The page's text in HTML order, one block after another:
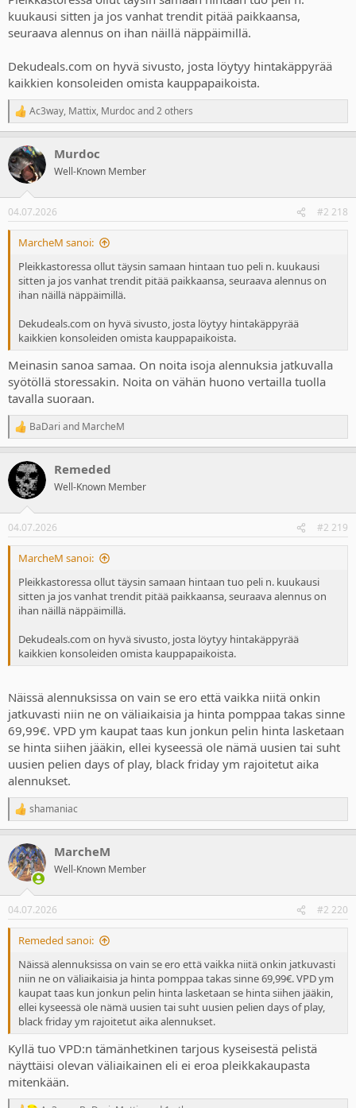
kuukausi sitten ja jos vanhat trendit pitää paikkaansa,
seuraava alennus on ihan näillä näppäimillä.
Dekudeals.com on hyvä sivusto, josta löytyy hintakäppyrää
kaikkien konsoleiden omista kauppapaikoista.
R
e
c
t
i
s
:
Ac3way, Mattix, Murdocand 2 others
Murdoc
Well-Known Member
04.07.2026 #2 218
MarcheM sanoi:
Pleikkastoressa ollut täysin samaan hintaan tuo peli n. kuukausi
sitten ja jos vanhat trendit pitää paikkaansa, seuraava alennus on
ihan näillä näppäimillä.
Dekudeals.com on hyvä sivusto, josta löytyy hintakäppyrää
kaikkien konsoleiden omista kauppapaikoista.
Meinasin sanoa samaa. On noita isoja alennuksia jatkuvalla
syötöllä storessakin. Noita on vähän huono vertailla tuolla
tavalla suoraan.
R
e
c
t
i
s
:
BaDari and MarcheM
Remeded
Well-Known Member
04.07.2026 #2 219
MarcheM sanoi:
Pleikkastoressa ollut täysin samaan hintaan tuo peli n. kuukausi
sitten ja jos vanhat trendit pitää paikkaansa, seuraava alennus on
ihan näillä näppäimillä.
Dekudeals.com on hyvä sivusto, josta löytyy hintakäppyrää
kaikkien konsoleiden omista kauppapaikoista.
Näissä alennuksissa on vain se ero että vaikka niitä onkin
jatkuvasti niin ne on väliaikaisia ja hinta pomppaa takas sinne
69,99€. VPD ym kaupat taas kun jonkun pelin hinta lasketaan
se hinta siihen jääkin, ellei kyseessä ole nämä uusien tai suht
uusien pelien days of play, black friday ym rajoitetut aika
alennukset.
R
e
c
t
i
s
:
shamaniac
MarcheM
Well-Known Member
04.07.2026 #2 220
Remeded sanoi:
Näissä alennuksissa on vain se ero että vaikka niitä onkin jatkuvasti
niin ne on väliaikaisia ja hinta pomppaa takas sinne 69,99€. VPD ym
kaupat taas kun jonkun pelin hinta lasketaan se hinta siihen jääkin,
ellei kyseessä ole nämä uusien tai suht uusien pelien days of play,
black friday ym rajoitetut aika alennukset.
Kyllä tuo VPD:n tämänhetkinen tarjous kyseisestä pelistä
näyttäisi olevan väliaikainen eli ei eroa pleikkakaupasta
mitenkään.